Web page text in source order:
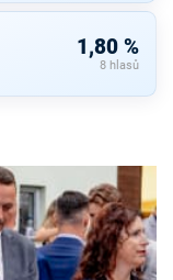
1,80 %
8 hlasů